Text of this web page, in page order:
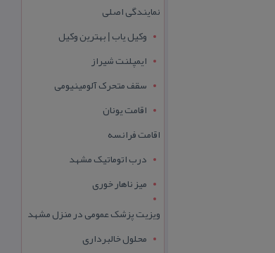
نمایندگی اصلی
وکیل یاب | بهترین وکیل
ایمپلنت شیراز
سقف متحرک آلومینیومی
اقامت یونان
اقامت فرانسه
درب اتوماتیک مشهد
میز ناهار خوری
ویزیت پزشک عمومی در منزل مشهد
محلول خالبرداری